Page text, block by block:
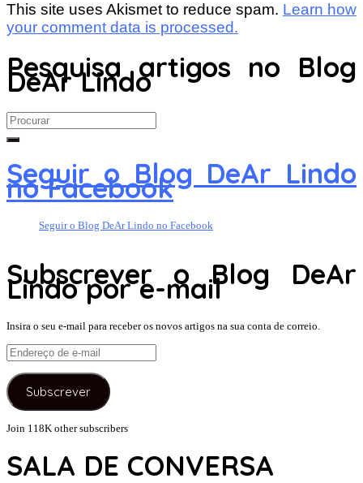
This site uses Akismet to reduce spam. Learn how
your comment data is processed.
Pesquisa artigos no Blog
DeAr Lindo
Search
for:
Seguir o Blog DeAr Lindo
no Facebook
Seguir o Blog DeAr Lindo no Facebook
Subscrever o Blog DeAr
Lindo por e-mail
Insira o seu e-mail para receber os novos artigos na sua conta de correio.
Endereço
de
e-
mail
Subscrever
Join 118K other subscribers
SALA DE CONVERSA